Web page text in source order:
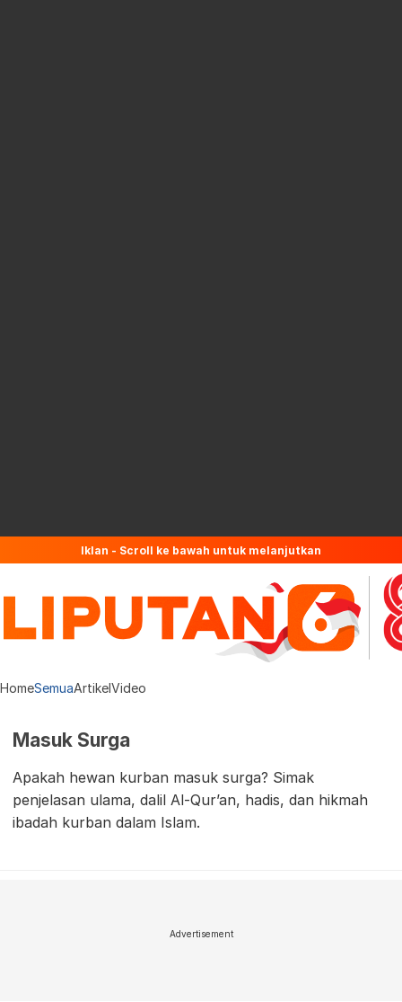
Iklan - Scroll ke bawah untuk melanjutkan
HomeSemuaArtikelVideo
Masuk Surga
Apakah hewan kurban masuk surga? Simak
penjelasan ulama, dalil Al-Qur’an, hadis, dan hikmah
ibadah kurban dalam Islam.
Advertisement